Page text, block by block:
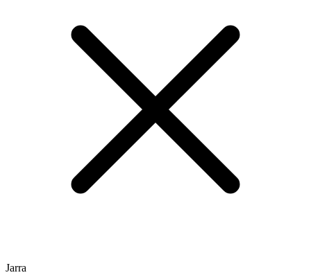
Jarra